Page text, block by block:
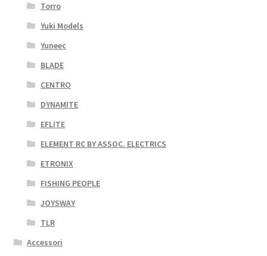
Torro
Yuki Models
Yuneec
BLADE
CENTRO
DYNAMITE
EFLITE
ELEMENT RC BY ASSOC. ELECTRICS
ETRONIX
FISHING PEOPLE
JOYSWAY
TLR
Accessori